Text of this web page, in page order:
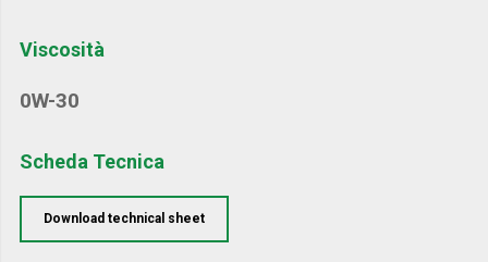
Viscosità
0W-30
Scheda Tecnica
Download technical sheet